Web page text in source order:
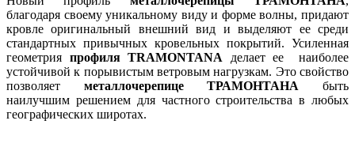
благодаря своему уникальному виду и форме волны, придают
кровле оригинальный внешний вид и выделяют ее среди
стандартных привычных кровельных покрытий. Усиленная
геометрия профиля TRAMONTANA делает ее наиболее
устойчивой к порывистым ветровым нагрузкам. Это свойство
позволяет металлочерепице ТРАМОНТАНА быть
наилучшим решением для частного строительства в любых
географических широтах.